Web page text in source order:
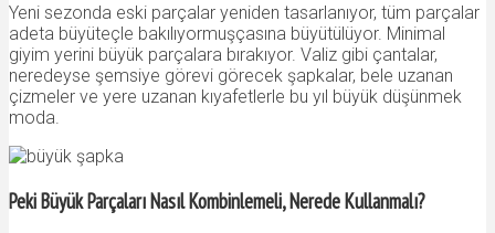
Yeni sezonda eski parçalar yeniden tasarlanıyor, tüm parçalar
adeta büyüteçle bakılıyormuşçasına büyütülüyor. Minimal
giyim yerini büyük parçalara bırakıyor. Valiz gibi çantalar,
neredeyse şemsiye görevi görecek şapkalar, bele uzanan
çizmeler ve yere uzanan kıyafetlerle bu yıl büyük düşünmek
moda.
Peki Büyük Parçaları Nasıl Kombinlemeli, Nerede Kullanmalı?